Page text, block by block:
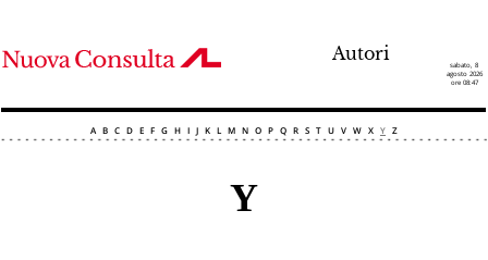
Autori
sabato, 8
agosto 2026
ore 08:47
A B C D E F G H I J K L M N O P Q R S T U V W X Y Z
Y